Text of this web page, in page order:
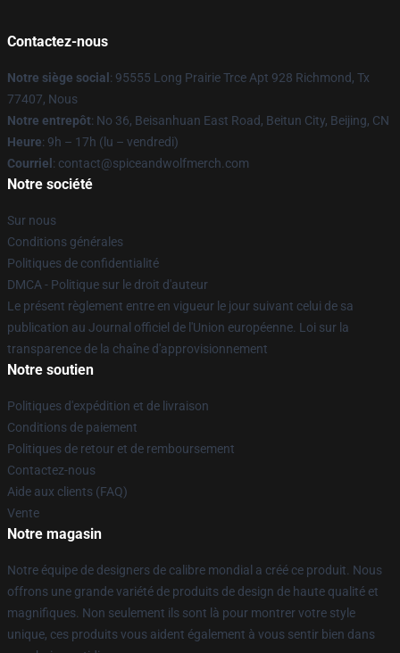
Contactez-nous
Notre siège social : 95555 Long Prairie Trce Apt 928 Richmond, Tx
77407, Nous
Notre entrepôt: No 36, Beisanhuan East Road, Beitun City, Beijing, CN
Heure: 9h – 17h (lu – vendredi)
Courriel : contact@spiceandwolfmerch.com
Notre société
Sur nous
Conditions générales
Politiques de confidentialité
DMCA - Politique sur le droit d'auteur
Le présent règlement entre en vigueur le jour suivant celui de sa
publication au Journal officiel de l'Union européenne. Loi sur la
transparence de la chaîne d'approvisionnement
Notre soutien
Politiques d'expédition et de livraison
Conditions de paiement
Politiques de retour et de remboursement
Contactez-nous
Aide aux clients (FAQ)
Vente
Notre magasin
Notre équipe de designers de calibre mondial a créé ce produit. Nous
offrons une grande variété de produits de design de haute qualité et
magnifiques. Non seulement ils sont là pour montrer votre style
unique, ces produits vous aident également à vous sentir bien dans